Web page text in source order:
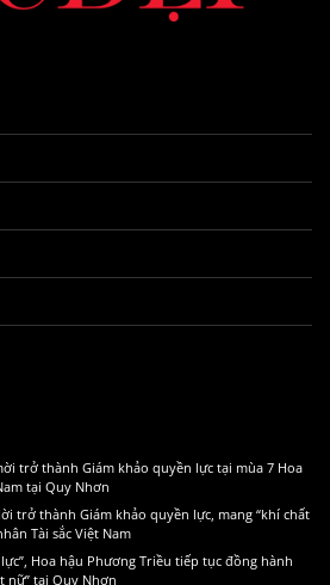
trở thành Giám khảo quyền lực tại mùa 7 Hoa
tại Quy Nhơn
trở thành Giám khảo quyền lực, mang “khí chất
Tài sắc Việt Nam
Hoa hậu Phương Triều tiếp tục đồng hành
nữ” tại Quy Nhơn